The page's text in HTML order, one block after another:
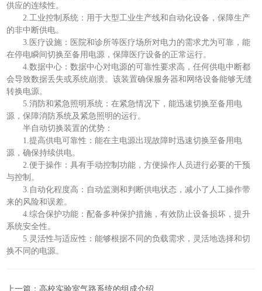
供应的连续性。
2.工业控制系统：用于大型工业生产线和自动化设备，保障生产
的非中断供电。
3.医疗设施：医院和诊所等医疗场所对电力的需求尤为可靠，能
在停电瞬间切换至备用电源，保障医疗设备的正常运行。
4.数据中心：数据中心对电源的可靠性要求高，任何供电中断都
会导致数据丢失或系统崩溃。该装置确保服务器和网络设备能够无缝
转换电源。
5.消防和紧急照明系统：在紧急情况下，能迅速切换至备用电
源，保障消防系统及紧急照明的运行。
半自动切换装置的优势：
1.提高供电可靠性：能在主电源出现故障时迅速切换至备用电
源，确保持续供电。
2.便于操作：具有手动控制功能，方便操作人员进行必要的干预
与控制。
3.自动化程度高：自动监测和判断供电状态，减小了人工操作带
来的风险和误差。
4.综合保护功能：配备多种保护措施，有效防止设备损坏，提升
系统安全性。
5.灵活性与适应性：能够根据不同的负载需求，灵活地选择和切
换不同的电源。
上一篇：高校实验室气路系统的组成介绍